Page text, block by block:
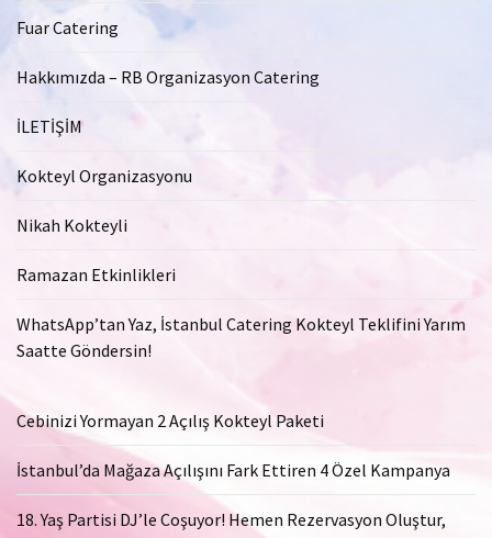
Fuar Catering
Hakkımızda – RB Organizasyon Catering
İLETİŞİM
Kokteyl Organizasyonu
Nikah Kokteyli
Ramazan Etkinlikleri
WhatsApp’tan Yaz, İstanbul Catering Kokteyl Teklifini Yarım
Saatte Göndersin!
Cebinizi Yormayan 2 Açılış Kokteyl Paketi
İstanbul’da Mağaza Açılışını Fark Ettiren 4 Özel Kampanya
18. Yaş Partisi DJ’le Coşuyor! Hemen Rezervasyon Oluştur,